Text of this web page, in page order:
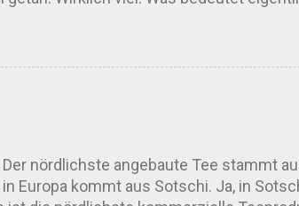
den Geschmack runder zu machen.
Fast minzig, obwohl gar keine ...
nördlichste angebaute Tee stammt
Europa kommt aus Sotschi. Ja, in